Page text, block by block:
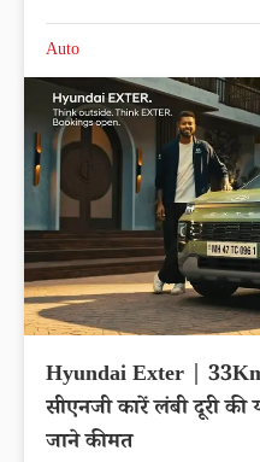
Auto
Hyundai Exter |
सीएनजी कारें लंबी दूरी की
जाने कीमत